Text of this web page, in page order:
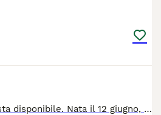
Ultima cucciolina di Amstaff rimasta disponibile. Nata il 12 giugno, disponibile da metà agosto, visibile a Perugia